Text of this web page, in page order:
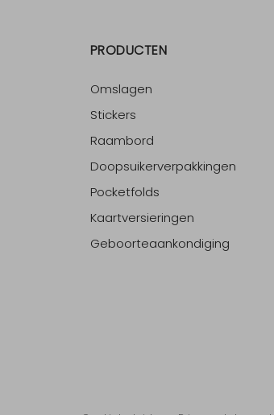
PRODUCTEN
Omslagen
Stickers
Raambord
Doopsuikerverpakkingen
Pocketfolds
Kaartversieringen
Geboorteaankondiging